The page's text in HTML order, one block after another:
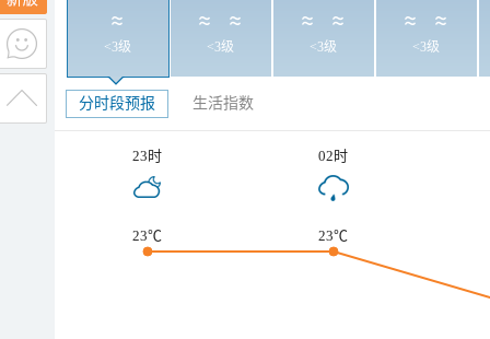
<3级 <3级 <3级 <3级
分时段预报 生活指数
23时 02时
23℃ 23℃